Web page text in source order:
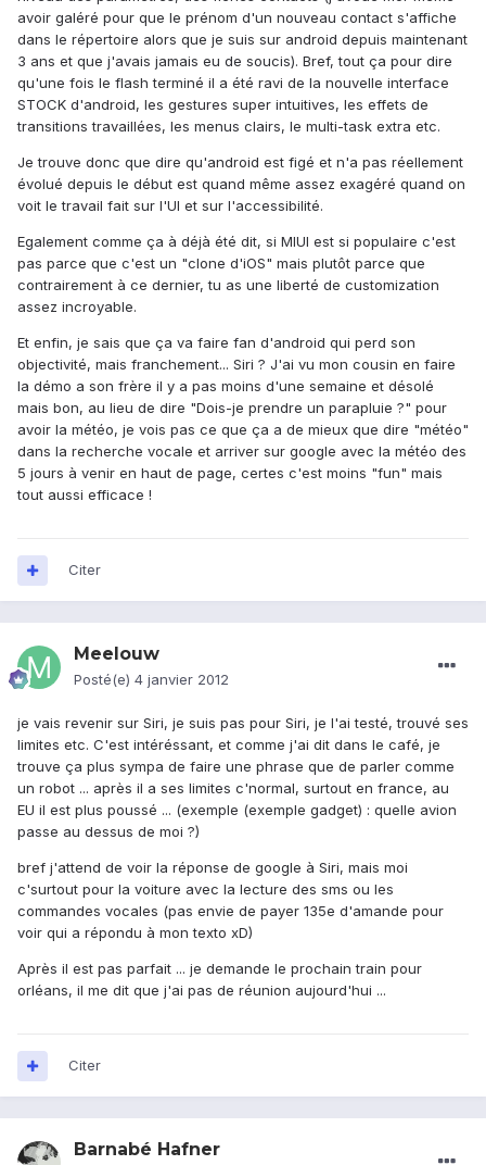
avoir galéré pour que le prénom d'un nouveau contact s'affiche
dans le répertoire alors que je suis sur android depuis maintenant
3 ans et que j'avais jamais eu de soucis). Bref, tout ça pour dire
qu'une fois le flash terminé il a été ravi de la nouvelle interface
STOCK d'android, les gestures super intuitives, les effets de
transitions travaillées, les menus clairs, le multi-task extra etc.
Je trouve donc que dire qu'android est figé et n'a pas réellement
évolué depuis le début est quand même assez exagéré quand on
voit le travail fait sur l'UI et sur l'accessibilité.
Egalement comme ça à déjà été dit, si MIUI est si populaire c'est
pas parce que c'est un "clone d'iOS" mais plutôt parce que
contrairement à ce dernier, tu as une liberté de customization
assez incroyable.
Et enfin, je sais que ça va faire fan d'android qui perd son
objectivité, mais franchement... Siri ? J'ai vu mon cousin en faire
la démo a son frère il y a pas moins d'une semaine et désolé
mais bon, au lieu de dire "Dois-je prendre un parapluie ?" pour
avoir la météo, je vois pas ce que ça a de mieux que dire "météo"
dans la recherche vocale et arriver sur google avec la météo des
5 jours à venir en haut de page, certes c'est moins "fun" mais
tout aussi efficace !
Citer
Meelouw
Posté(e) 4 janvier 2012
je vais revenir sur Siri, je suis pas pour Siri, je l'ai testé, trouvé ses
limites etc. C'est intéréssant, et comme j'ai dit dans le café, je
trouve ça plus sympa de faire une phrase que de parler comme
un robot ... après il a ses limites c'normal, surtout en france, au
EU il est plus poussé ... (exemple (exemple gadget) : quelle avion
passe au dessus de moi ?)
bref j'attend de voir la réponse de google à Siri, mais moi
c'surtout pour la voiture avec la lecture des sms ou les
commandes vocales (pas envie de payer 135e d'amande pour
voir qui a répondu à mon texto xD)
Après il est pas parfait ... je demande le prochain train pour
orléans, il me dit que j'ai pas de réunion aujourd'hui ...
Citer
Barnabé Hafner